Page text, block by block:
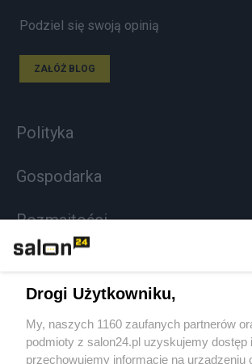
Podziel się swoją opinią
ZAŁÓŻ BLOG
Polityka
Gospodarka
Rozmaitości
Sport
Społeczeństwo
Drogi Użytkowniku,
My, naszych 1160 zaufanych partnerów
podmioty z salon24.pl uzyskujemy dostęp i
przechowujemy informacje na urządzeniu